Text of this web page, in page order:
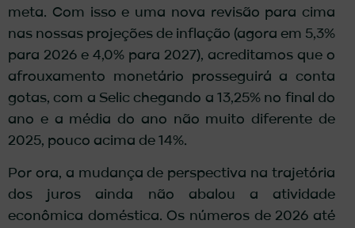
meta. Com isso e uma nova revisão para cima
nas nossas projeções de inflação (agora em 5,3%
para 2026 e 4,0% para 2027), acreditamos que o
afrouxamento monetário prosseguirá a conta
gotas, com a Selic chegando a 13,25% no final do
ano e a média do ano não muito diferente de
2025, pouco acima de 14%.
Por ora, a mudança de perspectiva na trajetória
dos juros ainda não abalou a atividade
econômica doméstica. Os números de 2026 até